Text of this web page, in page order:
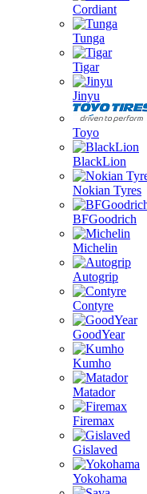
Cordiant
Tunga
Tigar
Jinyu
Toyo
BlackLion
Nokian Tyres
BFGoodrich
Michelin
Autogrip
Contyre
GoodYear
Kumho
Matador
Firemax
Gislaved
Yokohama